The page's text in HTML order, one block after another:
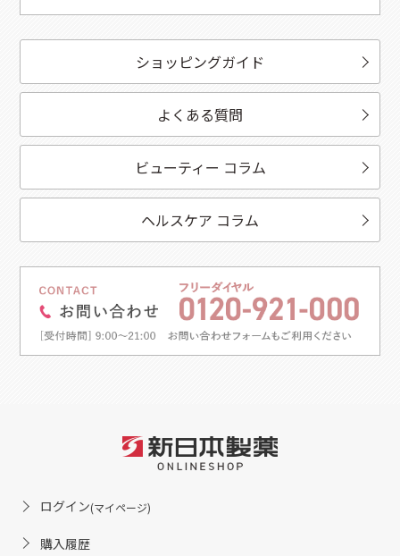
ショッピングガイド
よくある質問
ビューティー コラム
ヘルスケア コラム
ログイン(マイページ)
購入履歴